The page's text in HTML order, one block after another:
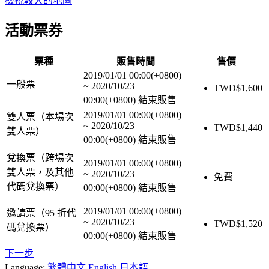
活動票券
票種 販售時間 售價
一般票
2019/01/01 00:00(+0800)
~ 2020/10/23
00:00(+0800) 結束販售
TWD$1,600
雙人票（本場次
雙人票）
2019/01/01 00:00(+0800)
~ 2020/10/23
00:00(+0800) 結束販售
TWD$1,440
兌換票（跨場次
雙人票，及其他
代碼兌換票）
2019/01/01 00:00(+0800)
~ 2020/10/23
00:00(+0800) 結束販售
免費
邀請票（95 折代
碼兌換票）
2019/01/01 00:00(+0800)
~ 2020/10/23
00:00(+0800) 結束販售
TWD$1,520
下一步